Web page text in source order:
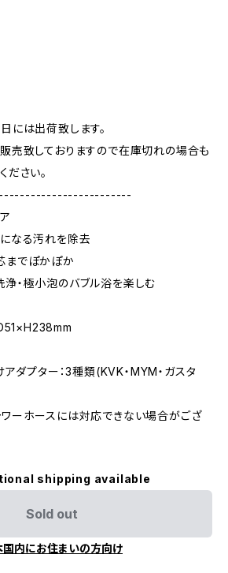
には出荷致します。
売致しておりますので在庫切れの場合も
ださい。
なる汚れを除去
でぽかぽか
・極小泡のバブル浴を楽しむ
ダプター：3種類(KVK・MYM・ガスタ
ーホースには対応できない場合がござ
shipping available
Sold out
国内にお住まいの方向け